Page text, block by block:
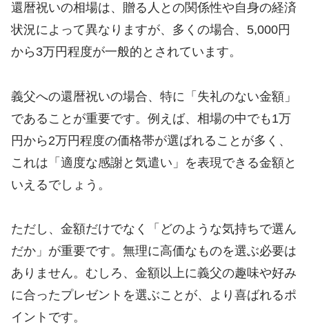
還暦祝いの相場は、贈る人との関係性や自身の経済
状況によって異なりますが、多くの場合、5,000円
から3万円程度が一般的とされています。
義父への還暦祝いの場合、特に「失礼のない金額」
であることが重要です。例えば、相場の中でも1万
円から2万円程度の価格帯が選ばれることが多く、
これは「適度な感謝と気遣い」を表現できる金額と
いえるでしょう。
ただし、金額だけでなく「どのような気持ちで選ん
だか」が重要です。無理に高価なものを選ぶ必要は
ありません。むしろ、金額以上に義父の趣味や好み
に合ったプレゼントを選ぶことが、より喜ばれるポ
イントです。